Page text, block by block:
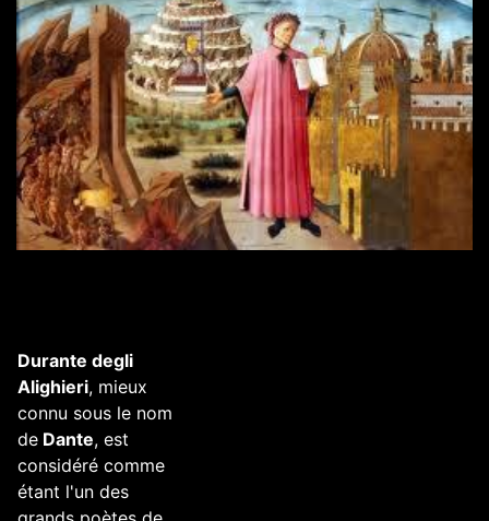
Durante degli
Alighieri, mieux
connu sous le nom
de Dante, est
considéré comme
étant l'un des